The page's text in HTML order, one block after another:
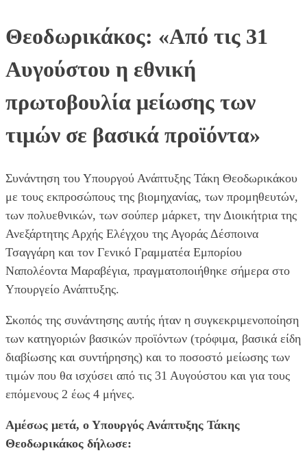
Θεοδωρικάκος: «Από τις 31
Αυγούστου η εθνική
πρωτοβουλία μείωσης των
τιμών σε βασικά προϊόντα»
Συνάντηση του Υπουργού Ανάπτυξης Τάκη Θεοδωρικάκου
με τους εκπροσώπους της βιομηχανίας, των προμηθευτών,
των πολυεθνικών, των σούπερ μάρκετ, την Διοικήτρια της
Ανεξάρτητης Αρχής Ελέγχου της Αγοράς Δέσποινα
Τσαγγάρη και τον Γενικό Γραμματέα Εμπορίου
Ναπολέοντα Μαραβέγια, πραγματοποιήθηκε σήμερα στο
Υπουργείο Ανάπτυξης.
Σκοπός της συνάντησης αυτής ήταν η συγκεκριμενοποίηση
των κατηγοριών βασικών προϊόντων (τρόφιμα, βασικά είδη
διαβίωσης και συντήρησης) και το ποσοστό μείωσης των
τιμών που θα ισχύσει από τις 31 Αυγούστου και για τους
επόμενους 2 έως 4 μήνες.
Αμέσως μετά, ο Υπουργός Ανάπτυξης Τάκης
Θεοδωρικάκος δήλωσε: